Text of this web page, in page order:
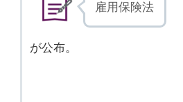
雇用保険法
が公布。